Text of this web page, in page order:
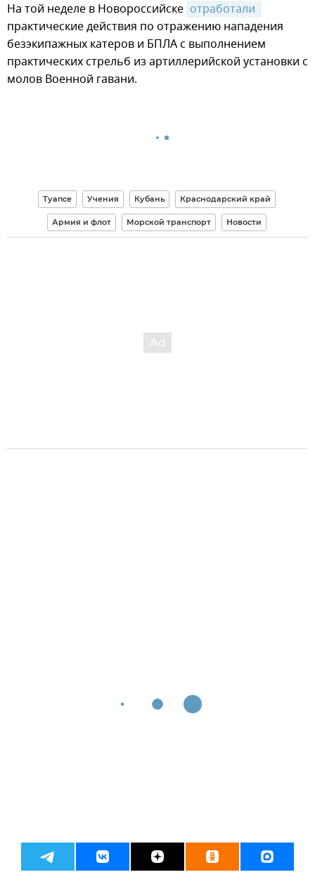
На той неделе в Новороссийске
практические действия по отражению нападения
безэкипажных катеров и БПЛА с выполнением
практических стрельб из артиллерийской установки с
молов Военной гавани.
Туапсе Учения Кубань Краснодарский край
Армия и флот Морской транспорт Новости